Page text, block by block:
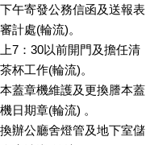
午寄發公務信函及送報表
計處(輪流)。
7：30以前開門及擔任清
杯工作(輪流)。
蓋章機維護及更換謄本蓋
日期章(輪流) 。
辦公廳舍燈管及地下室儲